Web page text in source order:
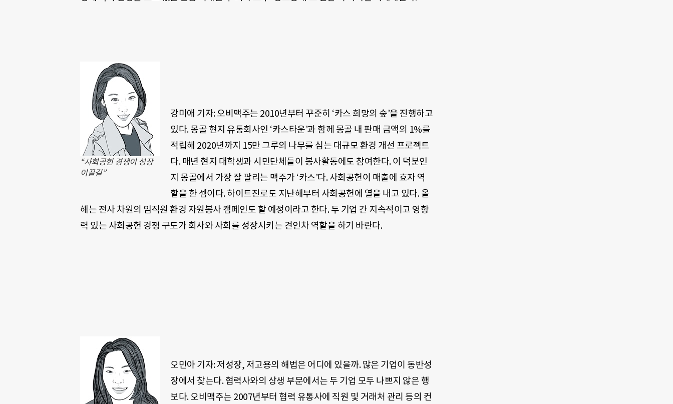
“사회공헌 경쟁이 성장
이끌길”
강미애 기자: 오비맥주는 2010년부터 꾸준히 ‘카스 희망의 숲’을 진행하고
있다. 몽골 현지 유통회사인 ‘카스타운’과 함께 몽골 내 판매 금액의 1%를
적립해 2020년까지 15만 그루의 나무를 심는 대규모 환경 개선 프로젝트
다. 매년 현지 대학생과 시민단체들이 봉사활동에도 참여한다. 이 덕분인
지 몽골에서 가장 잘 팔리는 맥주가 ‘카스’다. 사회공헌이 매출에 효자 역
할을 한 셈이다. 하이트진로도 지난해부터 사회공헌에 열을 내고 있다. 올
해는 전사 차원의 임직원 환경 자원봉사 캠페인도 할 예정이라고 한다. 두 기업 간 지속적이고 영향
력 있는 사회공헌 경쟁 구도가 회사와 사회를 성장시키는 견인차 역할을 하기 바란다.
오민아 기자: 저성장, 저고용의 해법은 어디에 있을까. 많은 기업이 동반성
장에서 찾는다. 협력사와의 상생 부문에서는 두 기업 모두 나쁘지 않은 행
보다. 오비맥주는 2007년부터 협력 유통사에 직원 및 거래처 관리 등의 컨